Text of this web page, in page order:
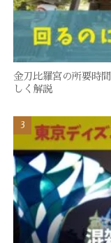
金刀比羅宮の所要時
しく解説